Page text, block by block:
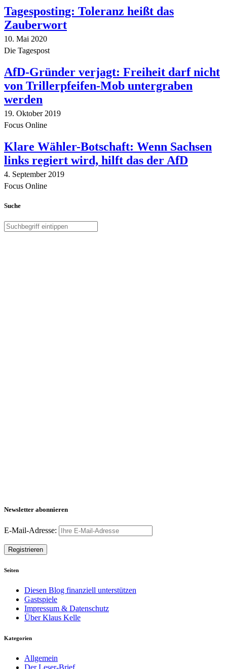
Tagesposting: Toleranz heißt das
Zauberwort
10. Mai 2020
Die Tagespost
AfD-Gründer verjagt: Freiheit darf nicht
von Trillerpfeifen-Mob untergraben
werden
19. Oktober 2019
Focus Online
Klare Wähler-Botschaft: Wenn Sachsen
links regiert wird, hilft das der AfD
4. September 2019
Focus Online
Suche
Newsletter abonnieren
E-Mail-Adresse:
Seiten
Diesen Blog finanziell unterstützen
Gastspiele
Impressum & Datenschutz
Über Klaus Kelle
Kategorien
Allgemein